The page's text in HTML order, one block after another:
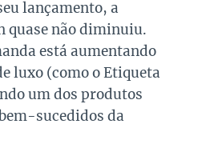
lançamento, a
quase não diminuiu.
está aumentando
luxo (como o Etiqueta
um dos produtos
sucedidos da